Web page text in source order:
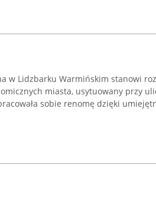
w Lidzbarku Warmińskim stanowi
miasta, usytuowany przy
sobie renomę dzięki